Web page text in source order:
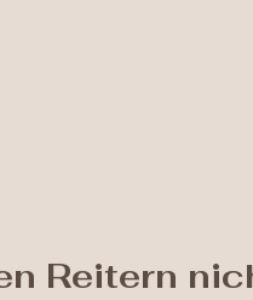
Reitern